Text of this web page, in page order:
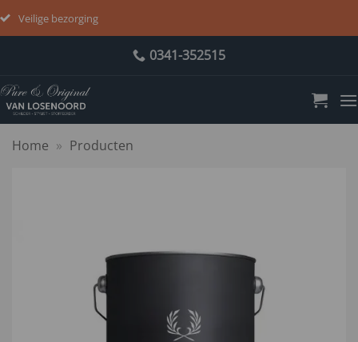
Veilige bezorging
inhoud
0341-352515
Home » Producten